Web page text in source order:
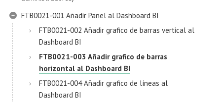
FTB0021-001 Añadir Panel al Dashboard BI
FTB0021-002 Añadir grafico de barras vertical al
Dashboard BI
FTB0021-003 Añadir grafico de barras
horizontal al Dashboard BI
FTB0021-004 Añadir grafico de líneas al
Dashboard BI